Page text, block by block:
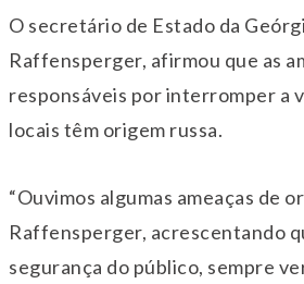
O secretário de Estado da
Raffensperger, afirmou que as
responsáveis por interromper a
locais têm origem russa.
“Ouvimos algumas ameaças de
Raffensperger, acrescentando
segurança do público, sempre